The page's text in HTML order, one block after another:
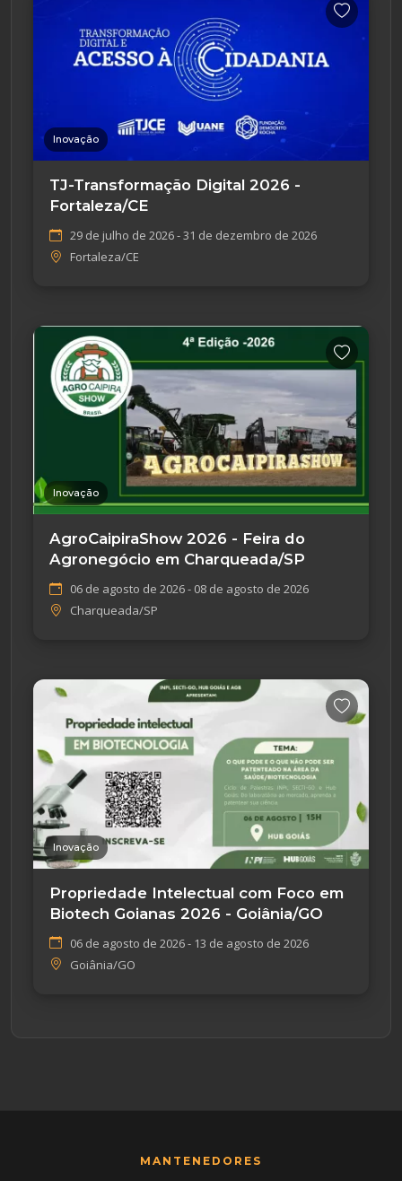
Inovação
TJ-Transformação Digital 2026 -
Fortaleza/CE
29 de julho de 2026 - 31 de dezembro de 2026
Fortaleza/CE
Inovação
AgroCaipiraShow 2026 - Feira do
Agronegócio em Charqueada/SP
06 de agosto de 2026 - 08 de agosto de 2026
Charqueada/SP
Inovação
Propriedade Intelectual com Foco em
Biotech Goianas 2026 - Goiânia/GO
06 de agosto de 2026 - 13 de agosto de 2026
Goiânia/GO
MANTENEDORES